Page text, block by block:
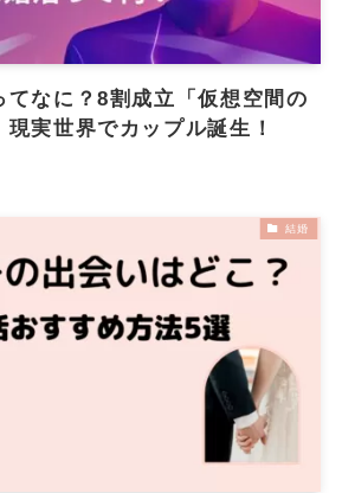
てなに？8割成立「仮想空間の
実世界でカップル誕生！
結婚